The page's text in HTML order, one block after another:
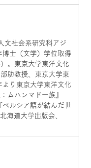
文社会系研究科アジ
士（文学）学位取得
。東京大学東洋文化
助教授、東京大学東
り東京大学東洋文化
ムハンマド一族』
ペルシア語が結んだ世
海道大学出版会、